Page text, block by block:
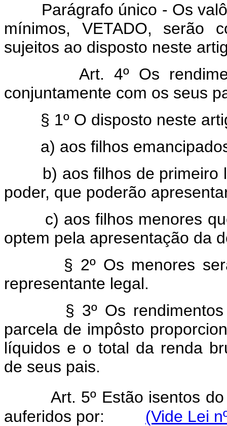
Parágrafo único - Os
mínimos, VETADO, serão
sujeitos ao disposto neste
Art. 4º Os
conjuntamente com os seus
§ 1º O disposto neste
a) aos filhos
b) aos filhos de primeiro
poder, que poderão
c) aos filhos menores
optem pela apresentação da
§ 2º Os menores
representante legal.
§ 3º Os
parcela de impôsto
líquidos e o total da renda
de seus pais.
Art. 5º Estão isentos
auferidos por:
(Vide Lei